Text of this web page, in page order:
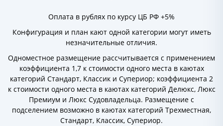
Оплата в рублях по курсу ЦБ РФ +5%
Конфигурация и план кают одной категории могут иметь
незначительные отличия.
Одноместное размещение рассчитывается с применением
коэффициента 1,7 к стоимости одного места в каютах
категорий Стандарт, Классик и Супериор; коэффициента 2
к стоимости одного места в каютах категорий Делюкс, Люкс
Премиум и Люкс Судовладельца. Размещение с
подселением возможно в каютах категорий Трехместная,
Стандарт, Классик, Супериор.